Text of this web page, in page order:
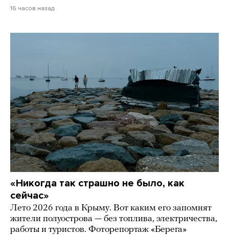
16 часов назад
«Никогда так страшно не было, как
сейчас»
Лето 2026 года в Крыму. Вот каким его запомнят
жители полуострова — без топлива, электричества,
работы и туристов. Фоторепортаж «Берега»